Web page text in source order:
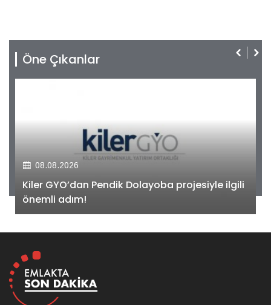
Öne Çıkanlar
08.08.2026
Kiler GYO’dan Pendik Dolayoba projesiyle ilgili
önemli adım!